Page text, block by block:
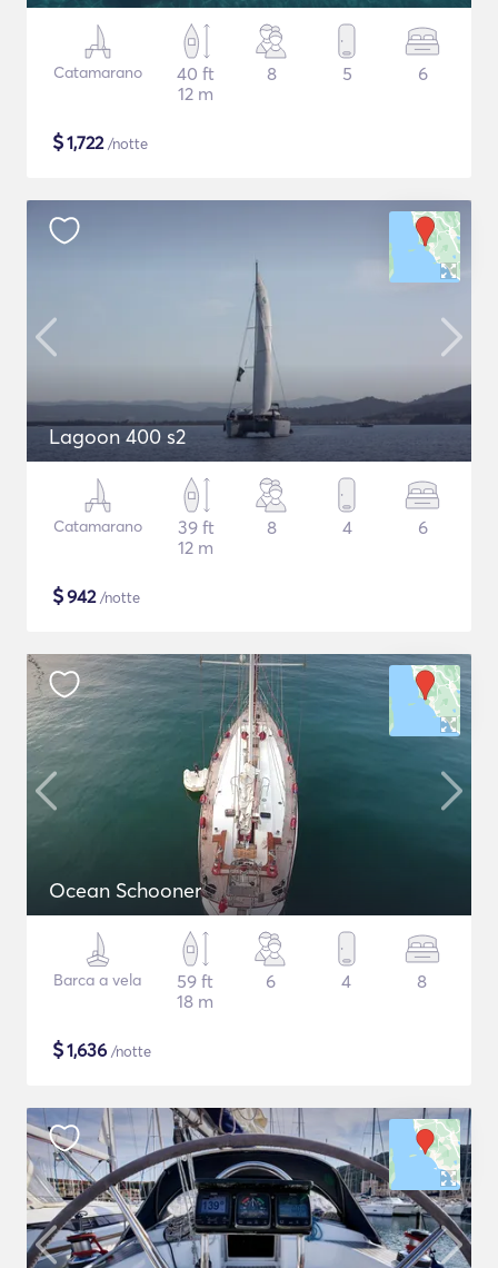
Catamarano
40 ft
12 m
8 5 6
$1,722/notte
Lagoon 400 s2
Catamarano
39 ft
12 m
8 4 6
$942/notte
Ocean Schooner
Barca a vela
59 ft
18 m
6 4 8
$1,636 /notte